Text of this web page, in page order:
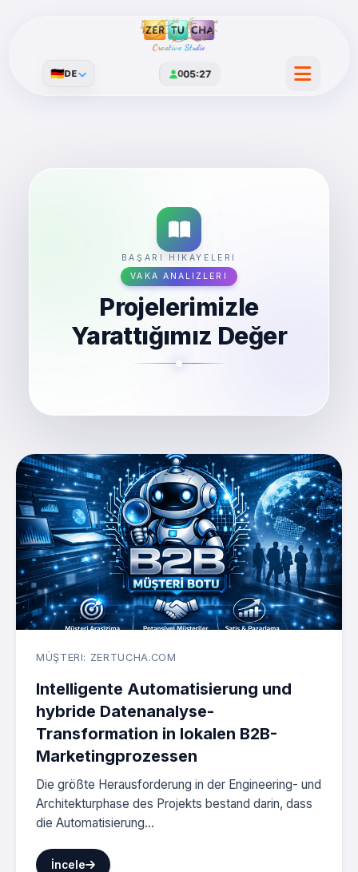
Creative Studio
005:27
🇩🇪DE
BAŞARI HIKAYELERI
VAKA ANALIZLERI
Projelerimizle
Yarattığımız Değer
MÜŞTERI: ZERTUCHA.COM
Intelligente Automatisierung und
hybride Datenanalyse-
Transformation in lokalen B2B-
Marketingprozessen
Die größte Herausforderung in der Engineering- und
Architekturphase des Projekts bestand darin, dass
die Automatisierung...
İncele